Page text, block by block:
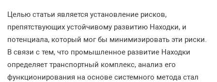
Целью статьи является установление рисков,
препятствующих устойчивому развитию Находки, и
потенциала, который мог бы минимизировать эти риски.
В связи с тем, что промышленное развитие Находки
определяет транспортный комплекс, анализ его
функционирования на основе системного метода стал